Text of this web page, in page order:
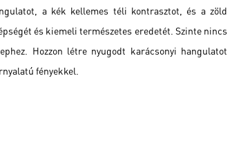
a kék kellemes téli kontrasztot, és a zöld
és kiemeli természetes eredetét. Szinte nincs
Hozzon létre nyugodt karácsonyi hangulatot
fényekkel.